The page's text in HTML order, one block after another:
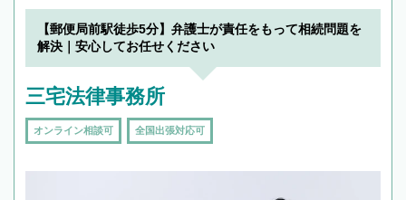
【郵便局前駅徒歩5分】弁護士が責任をもって相続問題を
解決｜安心してお任せください
三宅法律事務所
オンライン相談可 全国出張対応可